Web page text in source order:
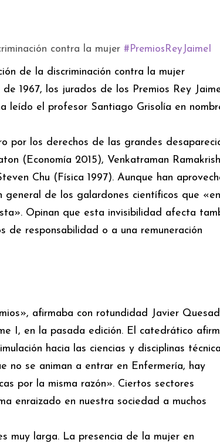
contra la mujer #PremiosReyJaimeI
de la discriminación contra la mujer
1967, los jurados de los Premios Rey Jaime
leído el profesor Santiago Grisolía en
por los derechos de las grandes
(Economía 2015), Venkatraman
Chu (Física 1997). Aunque han
de los galardones científicos que
Opinan que esta invisibilidad afecta
de responsabilidad o a una remuneración
afirmaba con rotundidad Javier
I, en la pasada edición. El catedrático
hacia las ciencias y disciplinas
no se animan a entrar en Enfermería, hay
por la misma razón». Ciertos sectores
enraizado en nuestra sociedad a muchos
muy larga. La presencia de la mujer en